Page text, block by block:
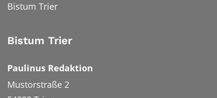
Bistum Trier
Bistum Trier
Paulinus Redaktion
Mustorstraße 2